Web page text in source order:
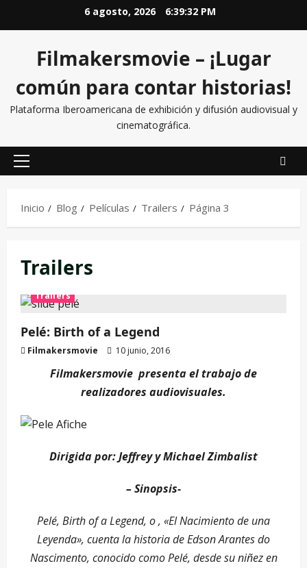
6 agosto, 2026 6:39:33 PM
Filmakersmovie – ¡Lugar
común para contar historias!
Plataforma Iberoamericana de exhibición y difusión audiovisual y
cinematográfica.
Inicio Blog Películas Trailers Página 3
Trailers
Trailers
Pelé: Birth of a Legend
Filmakersmovie 10 junio, 2016
Filmakersmovie presenta el trabajo de
realizadores audiovisuales.
Dirigida por: Jeffrey y Michael Zimbalist
– Sinopsis-
Pelé, Birth of a Legend, o , «El Nacimiento de una
Leyenda», cuenta la historia de Edson Arantes do
Nascimento, conocido como Pelé, desde su niñez en